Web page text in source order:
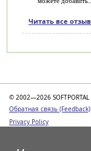
Читать все
© 2002—2026 SOFTPORTAL
Обратная связь (Feedback)
Privacy Policy